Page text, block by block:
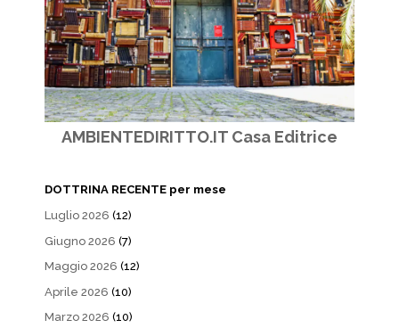
AMBIENTEDIRITTO.IT Casa Editrice
DOTTRINA RECENTE per mese
Luglio 2026 (12)
Giugno 2026 (7)
Maggio 2026 (12)
Aprile 2026 (10)
Marzo 2026 (10)